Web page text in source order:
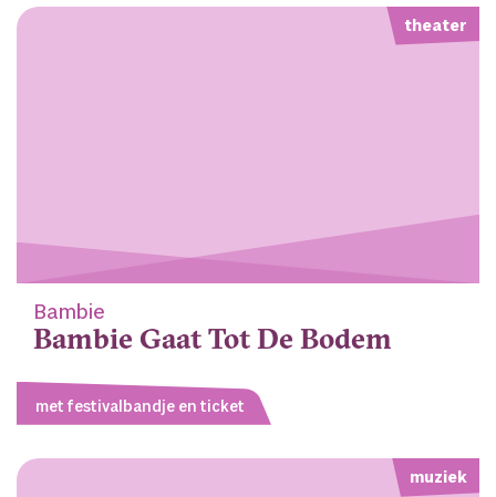
theater
Bambie
Bambie Gaat Tot De Bodem
met festivalbandje en ticket
muziek